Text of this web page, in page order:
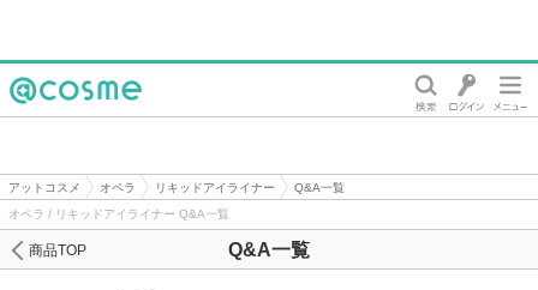
アットコスメ オペラ リキッドアイライナー
Q&A一覧
オペラ / リキッドアイライナー Q&A一覧
Q&A一覧
商品TOP